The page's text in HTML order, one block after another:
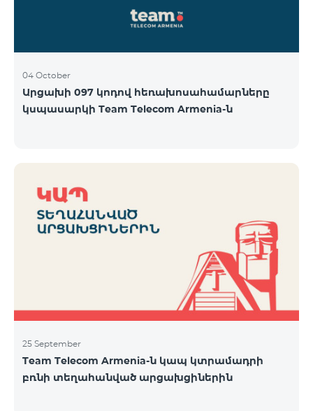
բաժանորդները կօգտվեն «Բի ֆրի 097» հատո
04 October
Արցախի 097 կոդով հեռախոսահամարները
կսպասարկի Team Telecom Armenia-ն
25 September
Team Telecom Armenia-ն կապ կտրամադրի
բռնի տեղահանված արցախցիներին